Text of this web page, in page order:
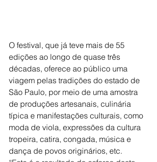
O festival, que já teve mais de 55
edições ao longo de quase três
décadas, oferece ao público uma
viagem pelas tradições do estado de
São Paulo, por meio de uma amostra
de produções artesanais, culinária
típica e manifestações culturais, como
moda de viola, expressões da cultura
tropeira, catira, congada, música e
dança de povos originários, etc.